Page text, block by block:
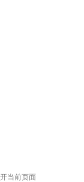
当前页面